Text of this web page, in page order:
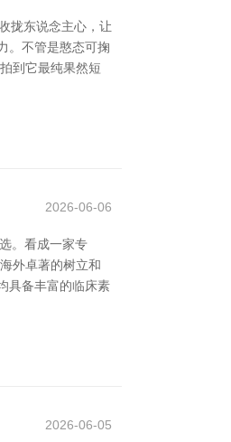
拢东说念主心，让
。不管是憨态可掬
到它最纯果然短
2026-06-06
。看成一家专
外卓著的树立和
具备丰富的临床素
2026-06-05